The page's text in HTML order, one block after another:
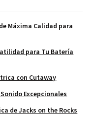
Máxima Calidad para
para Tu Batería
con Cutaway
Excepcionales
de Jacks on the Rocks